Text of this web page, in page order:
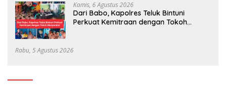
Kamis, 6 Agustus 2026
Dari Babo, Kapolres Teluk Bintuni
Perkuat Kemitraan dengan Tokoh
Rabu, 5 Agustus 2026